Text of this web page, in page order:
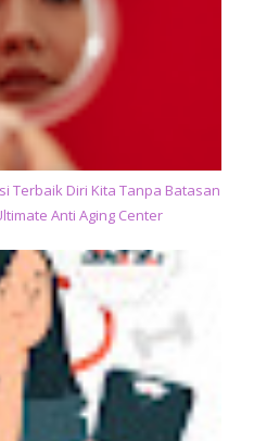
Terbaik Diri Kita Tanpa Batasan
Anti Aging Center